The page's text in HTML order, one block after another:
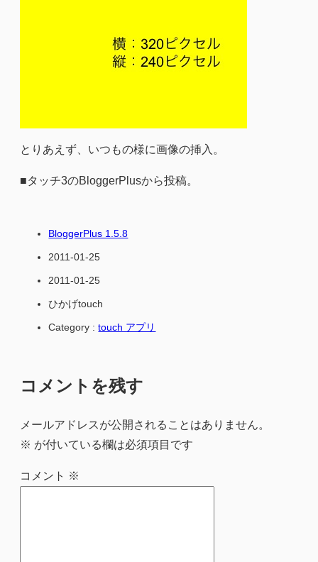
とりあえず、いつもの様に画像の挿入。
■タッチ3のBloggerPlusから投稿。
BloggerPlus 1.5.8
2011-01-25
2011-01-25
ひかげtouch
Category :touch アプリ
コメントを残す
メールアドレスが公開されることはありません。
※ が付いている欄は必須項目です
コメント ※